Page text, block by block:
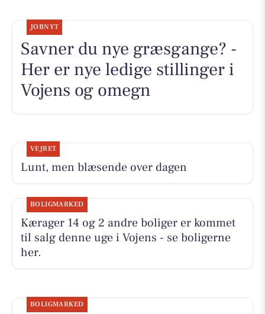
JOBNYT
Savner du nye græsgange? -
Her er nye ledige stillinger i
Vojens og omegn
VEJRET
Lunt, men blæsende over dagen
BOLIGMARKED
Kærager 14 og 2 andre boliger er kommet
til salg denne uge i Vojens - se boligerne
her.
BOLIGMARKED